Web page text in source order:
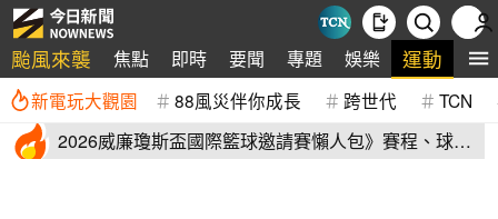
颱風來襲 焦點 即時 要聞 專題 娛樂 運動 全
新電玩大觀園 88風災伴你成長 跨世代 TCN
2026威廉瓊斯盃國際籃球邀請賽懶人包》賽程、球員